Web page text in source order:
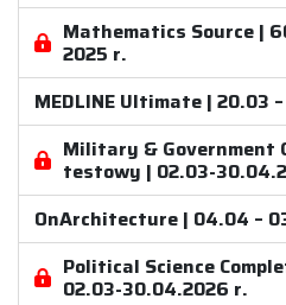
Mathematics Source |
2025 r.
MEDLINE Ultimate | 20.03
Military & Government
testowy | 02.03-
OnArchitecture | 04.04 –
Political Science
02.03-30.04.2026 r.